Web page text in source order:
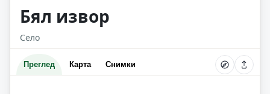
Бял извор
Село
Преглед Карта Снимки